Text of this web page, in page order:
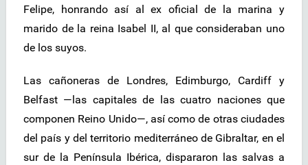
Felipe, honrando así al ex oficial de la marina y
marido de la reina Isabel II, al que consideraban uno
de los suyos.
Las cañoneras de Londres, Edimburgo, Cardiff y
Belfast —las capitales de las cuatro naciones que
componen Reino Unido—, así como de otras ciudades
del país y del territorio mediterráneo de Gibraltar, en el
sur de la Península Ibérica, dispararon las salvas a